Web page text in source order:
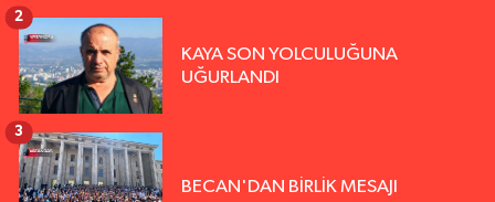
KAYA SON YOLCULUĞUNA
UĞURLANDI
2
BECAN'DAN BİRLİK MESAJI
3